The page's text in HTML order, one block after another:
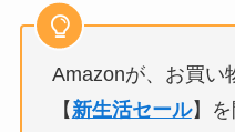
Amazonが、お買い
【新生活セール】